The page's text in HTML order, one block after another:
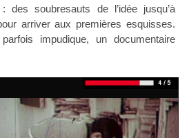
des soubresauts de l’idée jusqu’à
arriver aux premières esquisses.
impudique, un documentaire